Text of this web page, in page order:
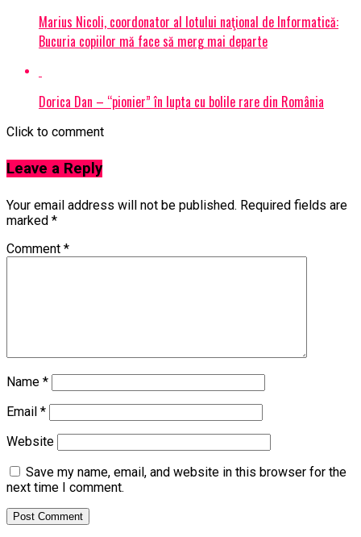
Marius Nicoli, coordonator al lotului naţional de Informatică:
Bucuria copiilor mă face să merg mai departe
Dorica Dan – “pionier” în lupta cu bolile rare din România
Click to comment
Leave a Reply
Your email address will not be published. Required fields are
marked *
Comment *
Name *
Email *
Website
Save my name, email, and website in this browser for the
next time I comment.